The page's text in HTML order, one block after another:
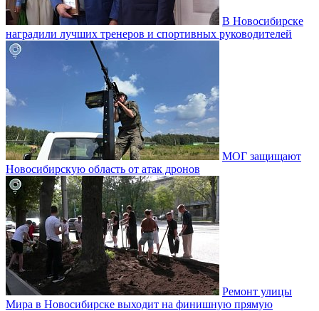
В Новосибирске
наградили лучших тренеров и спортивных руководителей
МОГ защищают
Новосибирскую область от атак дронов
Ремонт улицы
Мира в Новосибирске выходит на финишную прямую